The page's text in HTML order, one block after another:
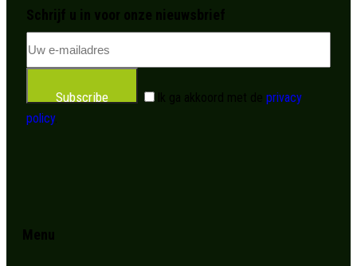
Schrijf u in voor onze nieuwsbrief
Subscribe Ik ga akkoord met de privacy
policy.
Menu